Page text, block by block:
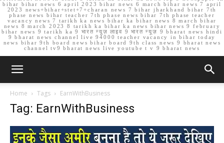
bihar bihar news 6 april 2023 bihar news 6 march bihar news 7 april
2023 news+bihar+stet+7+charan news 7 bihar jharkhand bihar 7th
phase news bihar teacher 7th phase news bihar 7th phase teacher
vacancy news 7 tarikh ka news bihar ka bihar news 8 march bihar
news 8 march 2023 8 tarikh ka bihar ka news bihar news 9 february
bihar news 9 tarikh ka 9 भारत न्यूज़ लाइव 9 भारत न्यूज़ 9 bharat news hindi
9 bharat news channel live 94000 teacher vacancy in bihar today
news bihar 9th board news bihar board 9th class news 9 bharat news
channel tv9 bharat news live youtube t v 9 bharat news
Home Tags EarnWithBusiness
Tag: EarnWithBusiness